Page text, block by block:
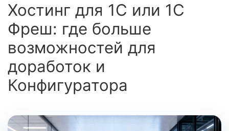
Хостинг для 1С или 1С
Фреш: где больше
возможностей для
доработок и
Конфигуратора